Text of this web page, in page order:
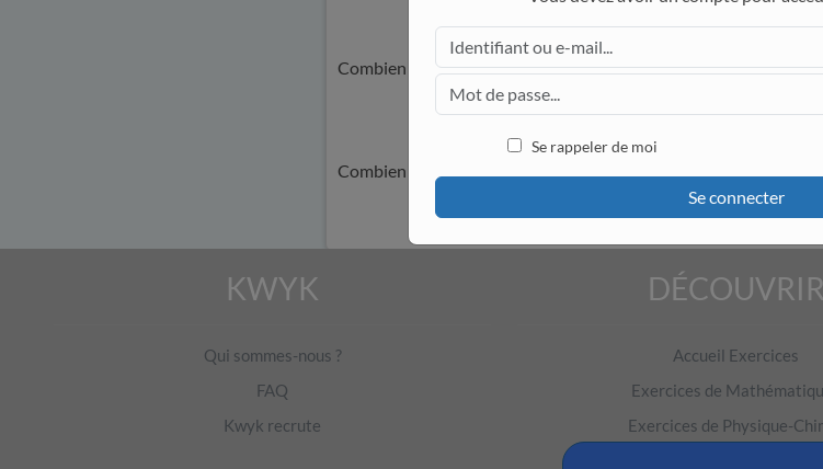
Se rappeler de moi
Se connecter
Combien de jurys ayant au moins une femme et au moins un
Combien de jurys peut-on constituer sachant que madame Mat
KWYK
Qui sommes-nous ?
FAQ
Kwyk recrute
DÉCOUVRIR
Accueil Exercices
Exercices de
Exercices de Physique-